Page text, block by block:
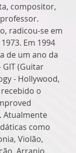
compositor,
radicou-se em
Em 1994
de um ano da
(Guitar
- Hollywood,
o
Atualmente
como
Violão,